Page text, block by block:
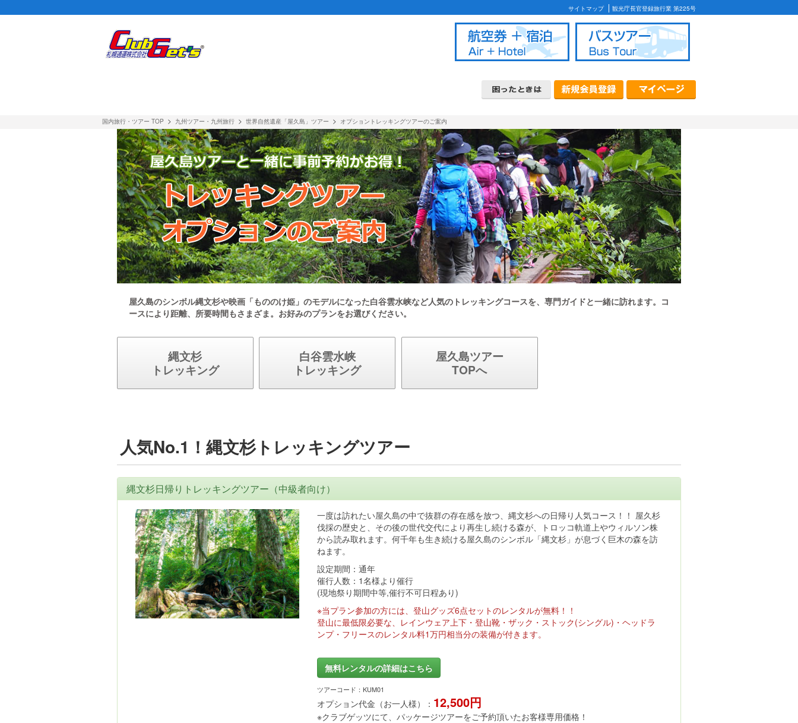
サイトマップ 観光庁長官登録旅行業 第225号
国内旅行・ツアー TOP > 九州ツアー・九州旅行 > 世界自然遺産「屋久島」ツアー > オプショントレッキングツアーのご案内
屋久島のシンボル縄文杉や映画「もののけ姫」のモデルになった白谷雲水峡など人気のトレッキングコースを、専門ガイドと一緒に訪れます。コ
ースにより距離、所要時間もさまざま。お好みのプランをお選びください。
縄文杉
トレッキング
白谷雲水峡
トレッキング
屋久島ツアー
TOPへ
人気No.1！縄文杉トレッキングツアー
縄文杉日帰りトレッキングツアー（中級者向け）
一度は訪れたい屋久島の中で抜群の存在感を放つ、縄文杉への日帰り人気コース！！ 屋久杉
伐採の歴史と、その後の世代交代により再生し続ける森が、トロッコ軌道上やウィルソン株
から読み取れます。何千年も生き続ける屋久島のシンボル「縄文杉」が息づく巨木の森を訪
ねます。
設定期間：通年
催行人数：1名様より催行
(現地祭り期間中等,催行不可日程あり)
※当プラン参加の方には、登山グッズ6点セットのレンタルが無料！！
登山に最低限必要な、レインウェア上下・登山靴・ザック・ストック(シングル)・ヘッドラ
ンプ・フリースのレンタル料1万円相当分の装備が付きます。
無料レンタルの詳細はこちら
ツアーコード：KUM01
オプション代金（お一人様）： 12,500円
※クラブゲッツにて、パッケージツアーをご予約頂いたお客様専用価格！